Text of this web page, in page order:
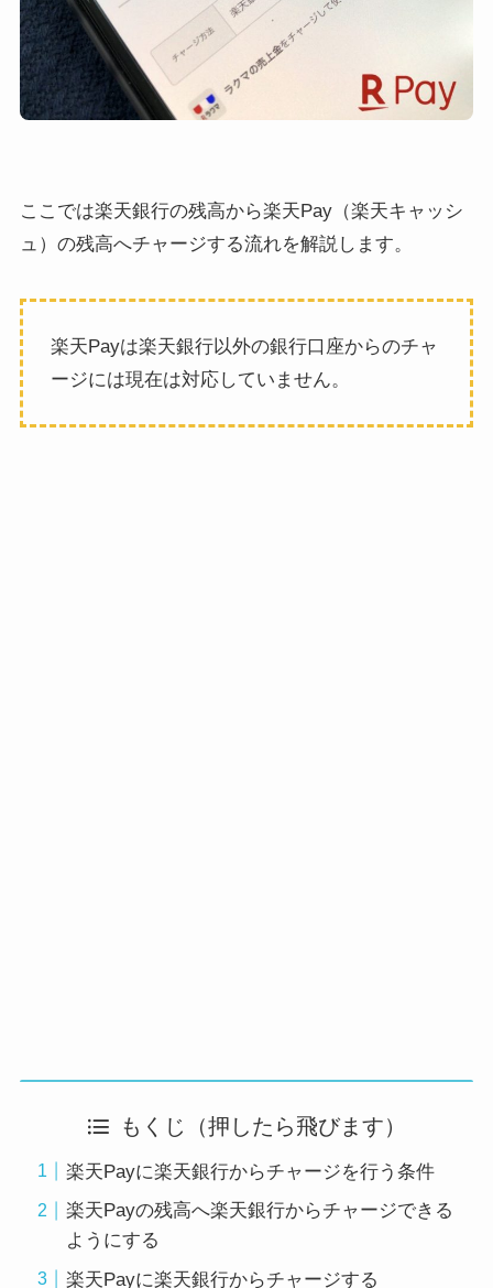
ここでは楽天銀行の残高から楽天Pay（楽天キャッシ
ュ）の残高へチャージする流れを解説します。
楽天Payは楽天銀行以外の銀行口座からのチャ
ージには現在は対応していません。
もくじ（押したら飛びます）
楽天Payに楽天銀行からチャージを行う条件
楽天Payの残高へ楽天銀行からチャージできる
ようにする
楽天Payに楽天銀行からチャージする